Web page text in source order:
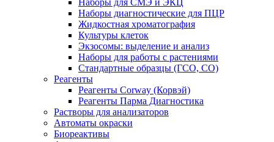
Наборы для СМЭ и ЭКЦ
Наборы диагностические для ПЦР
Жидкостная хроматография
Культуры клеток
Экзосомы: выделение и анализ
Наборы для работы с растениями
Стандартные образцы (ГСО, CO)
Реагенты
Реагенты Corway (Корвэй)
Реагенты Парма Диагностика
Растворы для анализаторов
Автоматы окраски
Биореактивы